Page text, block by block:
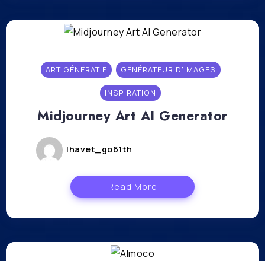
ART GÉNÉRATIF GÉNÉRATEUR D'IMAGES
INSPIRATION
Midjourney Art AI Generator
lhavet_go61th
Read More